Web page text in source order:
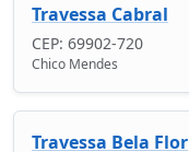
Travessa Cabral
CEP: 69902-720
Chico Mendes
Travessa Bela Flor